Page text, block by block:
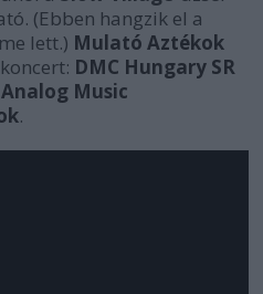
(Ebben hangzik el a
lett.) Mulató Aztékok
DMC Hungary SR
Music
.